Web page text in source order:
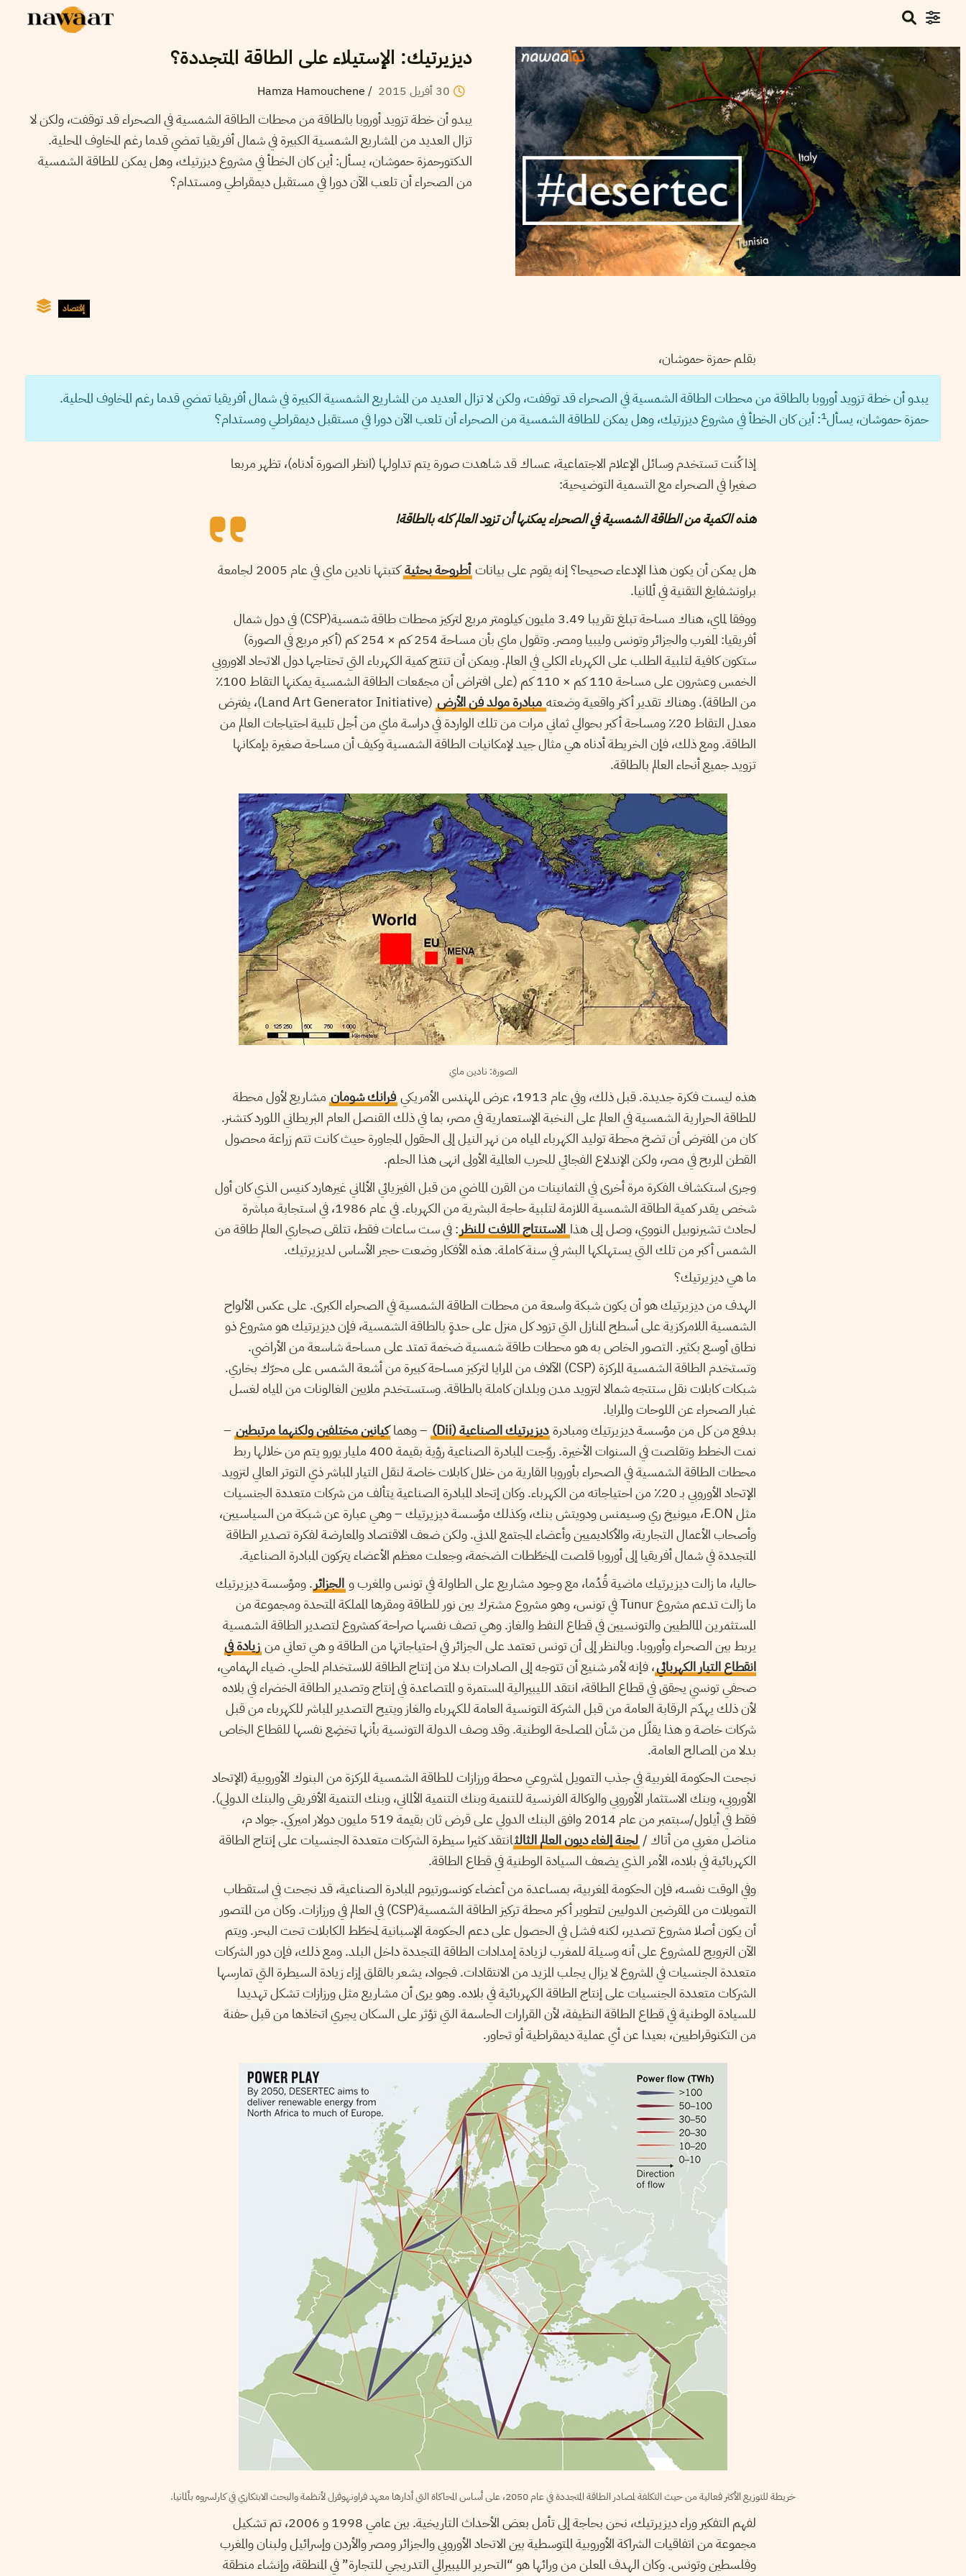
ديزيرتيك: الإستيلاء على الطاقة المتجددة؟
30 أفريل 2015
/
Hamza Hamouchene
يبدو أن خطة تزويد أوروبا بالطاقة من محطات الطاقة الشمسية في الصحراء قد توقفت، ولكن لا
تزال العديد من المشاريع الشمسية الكبيرة في شمال أفريقيا تمضي قدما رغم المخاوف المحلية.
الدكتورحمزة حموشان، يسأل: أين كان الخطأ في مشروع ديزرتيك، وهل يمكن للطاقة الشمسية
من الصحراء أن تلعب الآن دورا في مستقبل ديمقراطي ومستدام؟
إقتصاد
بقلم حمزة حموشان،
يبدو أن خطة تزويد أوروبا بالطاقة من محطات الطاقة الشمسية في الصحراء قد توقفت، ولكن لا تزال العديد من المشاريع الشمسية الكبيرة في شمال أفريقيا تمضي قدما رغم المخاوف المحلية.
حمزة حموشان، يسأل1: أين كان الخطأ في مشروع ديزرتيك، وهل يمكن للطاقة الشمسية من الصحراء أن تلعب الآن دورا في مستقبل ديمقراطي ومستدام؟
إذا كُنت تستخدم وسائل الإعلام الاجتماعية، عساك قد شاهدت صورة يتم تداولها (انظر الصورة أدناه)، تظهر مربعا
صغيرا في الصحراء مع التسمية التوضيحية:
هذه الكمية من الطاقة الشمسية في الصحراء يمكنها أن تزود العالم كله بالطاقة!
هل يمكن أن يكون هذا الإدعاء صحيحا؟ إنه يقوم على بيانات أطروحة بحثية
كتبتها نادين ماي في عام 2005 لجامعة
براونشفايغ التقنية في ألمانيا.
ووفقا لماي، هناك مساحة تبلغ تقريبا 3.49 مليون كيلومتر مربع لتركيز محطات طاقة شمسية(CSP) في دول شمال
أفريقيا: المغرب والجزائر وتونس وليبيا ومصر. وتقول ماي بأن مساحة 254 كم × 254 كم (أكبر مربع في الصورة)
ستكون كافية لتلبية الطلب على الكهرباء الكلي في العالم. ويمكن أن تنتج كمية الكهرباء التي تحتاجها دول الاتحاد الاوروبي
الخمس وعشرون على مساحة 110 كم × 110 كم (على افتراض أن مجمّعات الطاقة الشمسية يمكنها التقاط 100٪
من الطاقة). وهناك تقدير أكثر واقعية وضعته مبادرة مولد فن الأرض
(Land Art Generator Initiative)، يفترض
معدل التقاط 20٪ ومساحة أكبر بحوالي ثماني مرات من تلك الواردة في دراسة ماي من أجل تلبية احتياجات العالم من
الطاقة. ومع ذلك، فإن الخريطة أدناه هي مثال جيد لإمكانيات الطاقة الشمسية وكيف أن مساحة صغيرة بإمكانها
تزويد جميع أنحاء العالم بالطاقة.
الصورة: نادين ماي
هذه ليست فكرة جديدة. قبل ذلك، وفي عام 1913، عرض المهندس الأمريكي فرانك شومان مشاريع لأول محطة
للطاقة الحرارية الشمسية في العالم على النخبة الإستعمارية في مصر، بما في ذلك القنصل العام البريطاني اللورد كتشنر.
كان من المفترض أن تضخ محطة توليد الكهرباء المياه من نهر النيل إلى الحقول المجاورة حيث كانت تتم زراعة محصول
القطن المربح في مصر، ولكن الإندلاع الفجائي للحرب العالمية الأولى انهى هذا الحلم.
وجرى استكشاف الفكرة مرة أخرى في الثمانينات من القرن الماضي من قبل الفيزيائي الألماني غيرهارد كنيس الذي كان أول
شخص يقدر كمية الطاقة الشمسية اللازمة لتلبية حاجة البشرية من الكهرباء. في عام 1986، في استجابة مباشرة
لحادث تشيرنوبيل النووي، وصل إلى هذا الاستنتاج اللافت للنظر: في ست ساعات فقط، تتلقى صحاري العالم طاقة من
الشمس أكبر من تلك التي يستهلكها البشر في سنة كاملة. هذه الأفكار وضعت حجر الأساس لديزيرتيك.
ما هي ديزيرتيك؟
الهدف من ديزيرتيك هو أن يكون شبكة واسعة من محطات الطاقة الشمسية في الصحراء الكبرى. على عكس الألواح
الشمسية اللامركزية على أسطح المنازل التي تزود كل منزل على حدةٍ بالطاقة الشمسية، فإن ديزيرتيك هو مشروع ذو
نطاق أوسع بكثير. التصور الخاص به هو محطات طاقة شمسية ضخمة تمتد على مساحة شاسعة من الأراضي.
وتستخدم الطاقة الشمسية المركزة (CSP) الآلاف من المرايا لتركيز مساحة كبيرة من أشعة الشمس على محرّك بخاري.
شبكات كابلات نقل ستتجه شمالا لتزويد مدن وبلدان كاملة بالطاقة. وستستخدم ملايين الغالونات من المياه لغسل
غبار الصحراء عن اللوحات والمرايا.
بدفع من كل من مؤسسة ديزيرتيك ومبادرة ديزيرتيك الصناعية (Dii) – وهماكيانين مختلفين ولكنهما مرتبطين –
نمت الخطط وتقلصت في السنوات الأخيرة. روّجت المبادرة الصناعية رؤية بقيمة 400 مليار يورو يتم من خلالها ربط
محطات الطاقة الشمسية في الصحراء بأوروبا القارية من خلال كابلات خاصة لنقل التيار المباشر ذي التوتر العالي لتزويد
الإتحاد الأوروبي بـ 20٪ من احتياجاته من الكهرباء. وكان إتحاد المبادرة الصناعية يتألف من شركات متعددة الجنسيات
مثل E.ON، ميونيخ ري وسيمنس ودويتش بنك، وكذلك مؤسسة ديزيرتيك – وهي عبارة عن شبكة من السياسيين،
وأصحاب الأعمال التجارية، والأكاديميين وأعضاء المجتمع المدني. ولكن ضعف الاقتصاد والمعارضة لفكرة تصدير الطاقة
المتجددة في شمال أفريقيا إلى أوروبا قلصت المخطّطات الضخمة، وجعلت معظم الأعضاء يتركون المبادرة الصناعية.
حاليا، ما زالت ديزيرتيك ماضية قُدُما، مع وجود مشاريع على الطاولة في تونس والمغرب و الجزائر. ومؤسسة ديزيرتيك
ما زالت تدعم مشروع Tunur في تونس، وهو مشروع مشترك بين نور للطاقة ومقرها المملكة المتحدة ومجموعة من
المستثمرين المالطيين والتونسيين في قطاع النفط والغاز. وهي تصف نفسها صراحة كمشروع لتصدير الطاقة الشمسية
يربط بين الصحراء وأوروبا. وبالنظر إلى أن تونس تعتمد على الجزائر في احتياجاتها من الطاقة و هي تعاني من زيادة في
انقطاع التيار الكهربائي، فإنه لأمر شنيع أن تتوجه إلى الصادرات بدلا من إنتاج الطاقة للاستخدام المحلي. ضياء الهمامي،
صحفي تونسي يحقق في قطاع الطاقة، انتقد الليبيرالية المستمرة و المتصاعدة في إنتاج وتصدير الطاقة الخضراء في بلاده
لأن ذلك يهدّم الرقابة العامة من قبل الشركة التونسية العامة للكهرباء والغاز ويتيح التصدير المباشر للكهرباء من قبل
شركات خاصة و هذا يقلّل من شأن المصلحة الوطنية. وقد وصف الدولة التونسية بأنها تخضِع نفسها للقطاع الخاص
بدلا من المصالح العامة.
نجحت الحكومة المغربية في جذب التمويل لمشروعي محطة ورزازات للطاقة الشمسية المركزة من البنوك الأوروبية (الإتحاد
الأوروبي، وبنك الاستثمار الأوروبي والوكالة الفرنسية للتنمية وبنك التنمية الألماني، وبنك التنمية الأفريقي والبنك الدولي).
فقط في أيلول/سبتمبر من عام 2014 وافق البنك الدولي على قرض ثان بقيمة 519 مليون دولار اميركي. جواد م،
مناضل مغربي من أتاك / لجنة إلغاء ديون العالم الثالثانتقد كثيرا سيطرة الشركات متعددة الجنسيات على إنتاج الطاقة
الكهربائية في بلاده، الأمر الذي يضعف السيادة الوطنية في قطاع الطاقة.
وفي الوقت نفسه، فإن الحكومة المغربية، بمساعدة من أعضاء كونسورتيوم المبادرة الصناعية، قد نجحت في استقطاب
التمويلات من المقرضين الدوليين لتطوير أكبر محطة تركيز الطاقة الشمسية(CSP) في العالم في ورزازات. وكان من المتصور
أن يكون أصلا مشروع تصدير، لكنه فشل في الحصول على دعم الحكومة الإسبانية لمخطّط الكابلات تحت البحر. ويتم
الآن الترويج للمشروع على أنه وسيلة للمغرب لزيادة إمدادات الطاقة المتجددة داخل البلد. ومع ذلك، فإن دور الشركات
متعددة الجنسيات في المشروع لا يزال يجلب المزيد من الانتقادات. فجواد، يشعر بالقلق إزاء زيادة السيطرة التي تمارسها
الشركات متعددة الجنسيات على إنتاج الطاقة الكهربائية في بلاده. وهو يرى أن مشاريع مثل ورزازات تشكل تهديدا
للسيادة الوطنية في قطاع الطاقة النظيفة، لأن القرارات الحاسمة التي تؤثر على السكان يجري اتخاذها من قبل حفنة
من التكنوقراطيين، بعيدا عن أي عملية ديمقراطية أو تحاور.
خريطة للتوزيع الأكثر فعالية من حيث التكلفة لمصادر الطاقة المتجددة في عام 2050، على أساس المحاكاة التي أدارها معهد فراونهوفرل لأنظمة والبحث الابتكاري في كارلسروه بألمانيا.
لفهم التفكير وراء ديزيرتيك، نحن بحاجة إلى تأمل بعض الأحداث التاريخية. بين عامي 1998 و 2006، تم تشكيل
مجموعة من اتفاقيات الشراكة الأوروبية المتوسطية بين الاتحاد الأوروبي والجزائر ومصر والأردن وإسرائيل ولبنان والمغرب
وفلسطين وتونس. وكان الهدف المعلن من ورائها هو “التحرير الليبيرالي التدريجي للتجارة” في المنطقة، وإنشاء منطقة